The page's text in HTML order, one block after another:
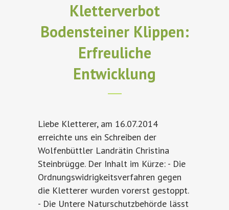
Kletterverbot
Bodensteiner Klippen:
Erfreuliche
Entwicklung
Liebe Kletterer, am 16.07.2014
erreichte uns ein Schreiben der
Wolfenbüttler Landrätin Christina
Steinbrügge. Der Inhalt im Kürze: - Die
Ordnungswidrigkeitsverfahren gegen
die Kletterer wurden vorerst gestoppt.
- Die Untere Naturschutzbehörde lässt